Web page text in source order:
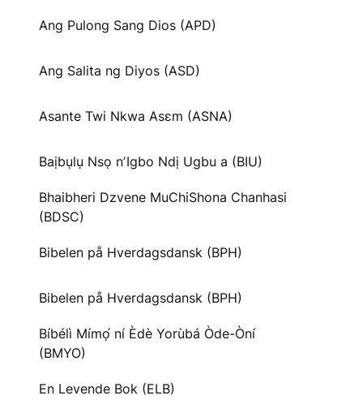
Ang Pulong Sang Dios (APD)
Ang Salita ng Diyos (ASD)
Asante Twi Nkwa Asɛm (ASNA)
Baịbụlụ Nsọ nʼIgbo Ndị Ugbu a (BIU)
Bhaibheri Dzvene MuChiShona Chanhasi
(BDSC)
Bibelen på Hverdagsdansk (BPH)
Bibelen på Hverdagsdansk (BPH)
Bíbélì Mímọ́ ní Èdè Yorùbá Òde-Òní
(BMYO)
En Levende Bok (ELB)